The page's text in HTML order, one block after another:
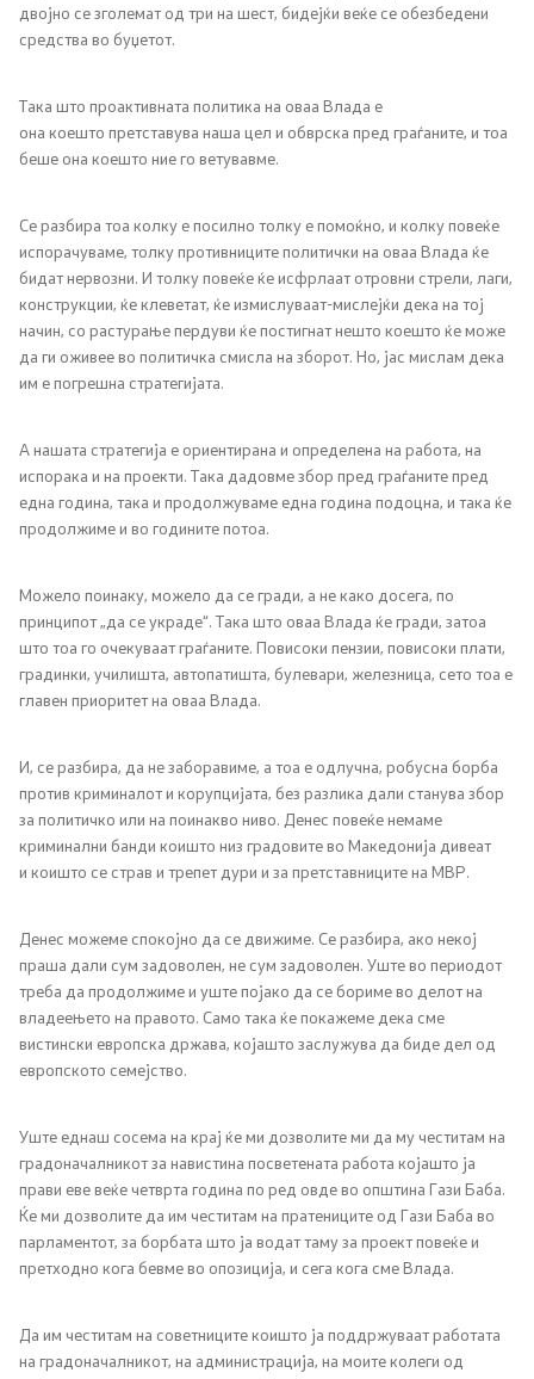
Контакт
Со еден клик до сите услуги
двојно се зголемат од три на шест, бидејќи веќе се обезбедени
средства во буџетот.
Така што проактивната политика на оваа Влада е
она коешто претставува наша цел и обврска пред граѓаните, и тоа
беше она коешто ние го ветувавме.
Се разбира тоа колку е посилно толку е помоќно, и колку повеќе
испорачуваме, толку противниците политички на оваа Влада ќе
бидат нервозни. И толку повеќе ќе исфрлаат отровни стрели, лаги,
конструкции, ќе клеветат, ќе измислуваат-мислејќи дека на тој
начин, со растурање пердуви ќе постигнат нешто коешто ќе може
да ги оживее во политичка смисла на зборот. Но, јас мислам дека
им е погрешна стратегијата.
А нашата стратегија е ориентирана и определена на работа, на
испорака и на проекти. Така дадовме збор пред граѓаните пред
една година, така и продолжуваме една година подоцна, и така ќе
продолжиме и во годините потоа.
Можело поинаку, можело да се гради, а не како досега, по
принципот „да се украде“. Така што оваа Влада ќе гради, затоа
што тоа го очекуваат граѓаните. Повисоки пензии, повисоки плати,
градинки, училишта, автопатишта, булевари, железница, сето тоа е
главен приоритет на оваа Влада.
И, се разбира, да не заборавиме, а тоа е одлучна, робусна борба
против криминалот и корупцијата, без разлика дали станува збор
за политичко или на поинакво ниво. Денес повеќе немаме
криминални банди коишто низ градовите во Македонија дивеат
и коишто се страв и трепет дури и за претставниците на МВР.
Денес можеме спокојно да се движиме. Се разбира, ако некој
праша дали сум задоволен, не сум задоволен. Уште во периодот
треба да продолжиме и уште појако да се бориме во делот на
владеењето на правото. Само така ќе покажеме дека сме
вистински европска држава, којашто заслужува да биде дел од
европското семејство.
Уште еднаш сосема на крај ќе ми дозволите ми да му честитам на
градоначалникот за навистина посветената работа којашто ја
прави еве веќе четврта година по ред овде во општина Гази Баба.
Ќе ми дозволите да им честитам на пратениците од Гази Баба во
парламентот, за борбата што ја водат таму за проект повеќе и
претходно кога бевме во опозиција, и сега кога сме Влада.
Да им честитам на советниците коишто ја поддржуваат работата
на градоначалникот, на администрација, на моите колеги од